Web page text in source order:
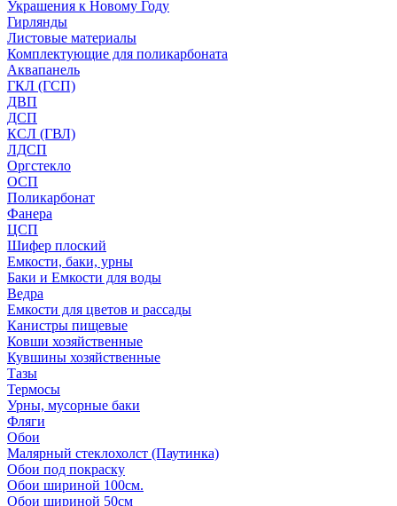
Украшения к Новому Году
Гирлянды
Листовые материалы
Комплектующие для поликарбоната
Аквапанель
ГКЛ (ГСП)
ДВП
ДСП
КСЛ (ГВЛ)
ЛДСП
Оргстекло
ОСП
Поликарбонат
Фанера
ЦСП
Шифер плоский
Емкости, баки, урны
Баки и Емкости для воды
Ведра
Емкости для цветов и рассады
Канистры пищевые
Ковши хозяйственные
Кувшины хозяйственные
Тазы
Термосы
Урны, мусорные баки
Фляги
Обои
Малярный стеклохолст (Паутинка)
Обои под покраску
Обои шириной 100см.
Обои шириной 50см